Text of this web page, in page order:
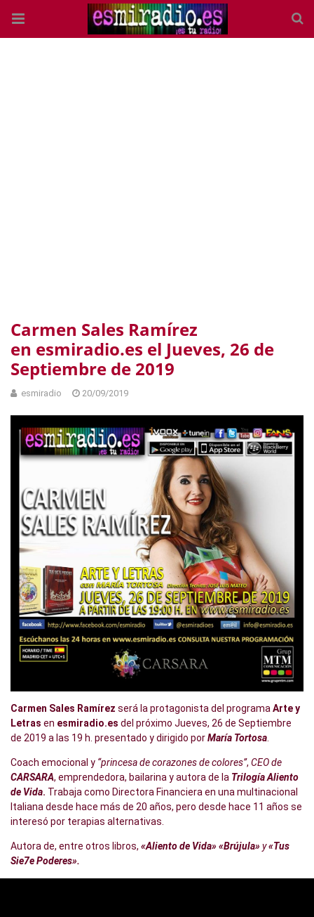
Carmen Sales Ramírez
en esmiradio.es el Jueves, 26 de
Septiembre de 2019
esmiradio 20/09/2019
Carmen Sales Ramírez será la protagonista del programa Arte y
Letras en esmiradio.es del próximo Jueves, 26 de Septiembre
de 2019 a las 19 h. presentado y dirigido porMaría Tortosa
Coach emocional y “princesa de corazones de colores”, CEO de
CARSARA, emprendedora, bailarina y autora de la Trilogía Aliento
de Vida. Trabaja como Directora Financiera en una multinacional
Italiana desde hace más de 20 años, pero desde hace 11 años se
interesó por terapias alternativas.
Autora de, entre otros libros, «Aliento de Vida» «Brújula» y«Tus
Sie7e Poderes».